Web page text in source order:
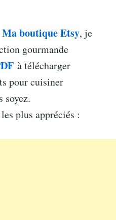
Ma boutique Etsy, je
gourmande
à télécharger
pour cuisiner
soyez.
plus appréciés :